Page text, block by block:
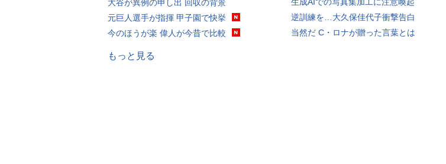
大谷が異例の申し出 回収の背景
元巨人選手が指揮 甲子園で快挙
今のほうが楽 偉人が今昔で比較
逆訓練を…大久保佳代子衝撃告白
当然だ C・ロナが贈った言葉とは
もっと見る